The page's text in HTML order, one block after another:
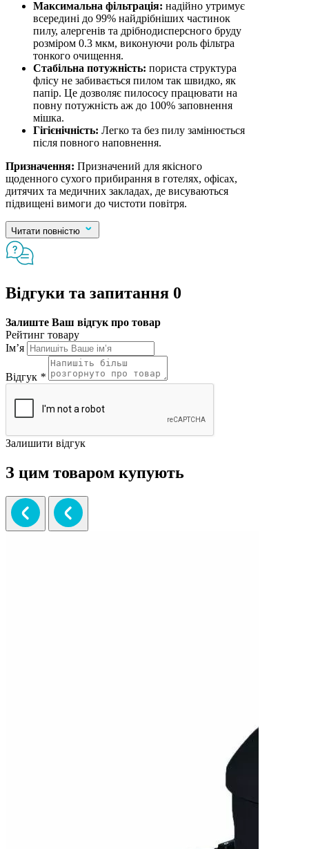
Максимальна фільтрація: надійно утримує
всередині до 99% найдрібніших частинок
пилу, алергенів та дрібнодисперсного бруду
розміром 0.3 мкм, виконуючи роль фільтра
тонкого очищення.
Стабільна потужність: пориста структура
флісу не забивається пилом так швидко, як
папір. Це дозволяє пилососу працювати на
повну потужність аж до 100% заповнення
мішка.
Гігієнічність: Легко та без пилу замінюється
після повного наповнення.
Призначення: Призначений для якісного
щоденного сухого прибирання в готелях, офісах,
дитячих та медичних закладах, де висуваються
підвищені вимоги до чистоти повітря.
Читати повністю
Відгуки та запитання 0
Залиште Ваш відгук про товар
Рейтинг товару
Ім’я
Відгук *
Залишити відгук
З цим товаром купують